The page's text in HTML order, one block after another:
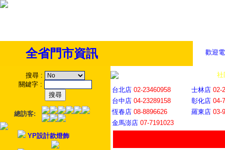
歡迎
全省門市資訊
搜尋 :
關鍵字 :
總訪客:
YP設計款燈飾
社
台北店 02-23460958 士林店 02-
台中店 04-23289158 彰化店 04-
恆春店 08-8896626 羅東店 03-
金馬澎店 07-7191023